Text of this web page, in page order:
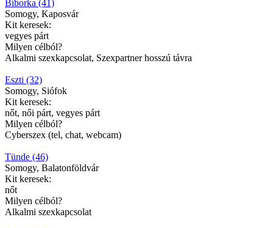
Bíborka (41)
Somogy, Kaposvár
Kit keresek:
vegyes párt
Milyen célból?
Alkalmi szexkapcsolat, Szexpartner hosszú távra
Eszti (32)
Somogy, Siófok
Kit keresek:
nőt, női párt, vegyes párt
Milyen célból?
Cyberszex (tel, chat, webcam)
Tünde (46)
Somogy, Balatonföldvár
Kit keresek:
nőt
Milyen célból?
Alkalmi szexkapcsolat